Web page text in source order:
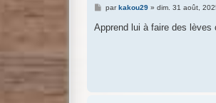
M
s
parkakou29» dim. 31 août,
Apprend lui à faire des